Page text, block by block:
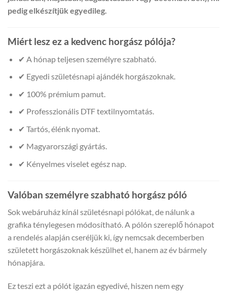
pedig elkészítjük egyedileg.
Miért lesz ez a kedvenc horgász pólója?
✔ A hónap teljesen személyre szabható.
✔ Egyedi születésnapi ajándék horgászoknak.
✔ 100% prémium pamut.
✔ Professzionális DTF textilnyomtatás.
✔ Tartós, élénk nyomat.
✔ Magyarországi gyártás.
✔ Kényelmes viselet egész nap.
Valóban személyre szabható horgász póló
Sok webáruház kínál születésnapi pólókat, de nálunk a
grafika ténylegesen módosítható. A pólón szereplő hónapot
a rendelés alapján cseréljük ki, így nemcsak decemberben
született horgászoknak készülhet el, hanem az év bármely
hónapjára.
Ez teszi ezt a pólót igazán egyedivé, hiszen nem egy